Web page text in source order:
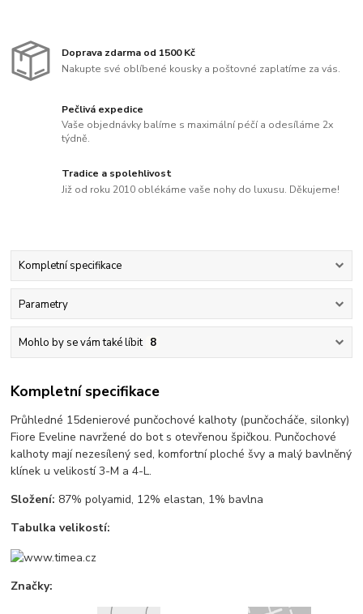
Doprava zdarma od 1500 Kč
Nakupte své oblíbené kousky a poštovné zaplatíme za vás.
Pečlivá expedice
Vaše objednávky balíme s maximální péčí a odesíláme 2x
týdně.
Tradice a spolehlivost
Již od roku 2010 oblékáme vaše nohy do luxusu. Děkujeme!
Kompletní specifikace
Parametry
Mohlo by se vám také líbit 8
Kompletní specifikace
Průhledné 15denierové punčochové kalhoty (punčocháče, silonky)
Fiore Eveline navržené do bot s otevřenou špičkou. Punčochové
kalhoty mají nezesílený sed, komfortní ploché švy a malý bavlněný
klínek u velikostí 3-M a 4-L.
Složení: 87% polyamid, 12% elastan, 1% bavlna
Tabulka velikostí:
Značky: